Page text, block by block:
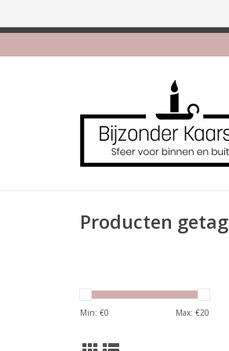
Producten
Min: €0 Max: €20